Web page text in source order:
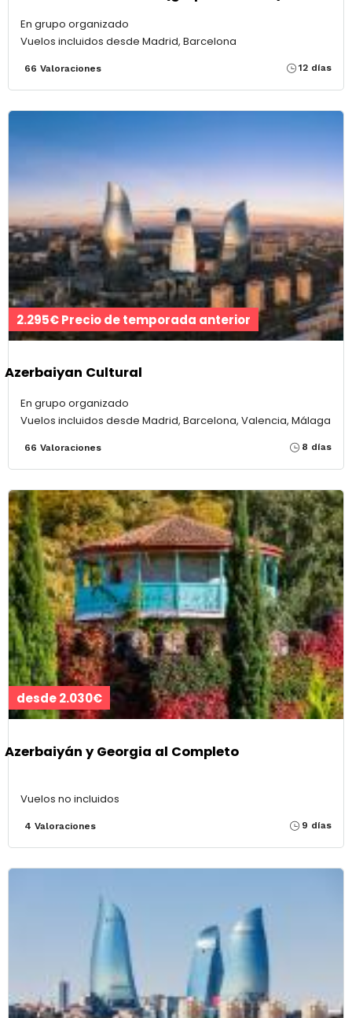
En grupo organizado
Vuelos incluidos desde Madrid, Barcelona
66 Valoraciones 12 días
2.295€ Precio de temporada anterior
Azerbaiyan Cultural
En grupo organizado
Vuelos incluidos desde Madrid, Barcelona, Valencia, Málaga
66 Valoraciones 8 días
desde 2.030€
Azerbaiyán y Georgia al Completo
Vuelos no incluidos
4 Valoraciones 9 días